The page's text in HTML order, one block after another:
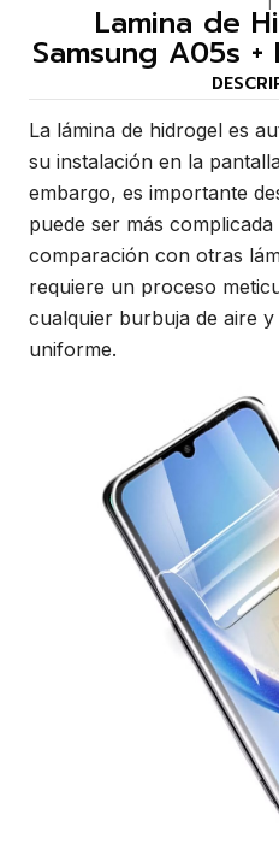
Lamina de
Samsung A05s
La lámina de hidrogel es
su instalación en la
embargo, es importante
puede ser más
comparación con otras
requiere un proceso
cualquier burbuja de aire
uniforme.